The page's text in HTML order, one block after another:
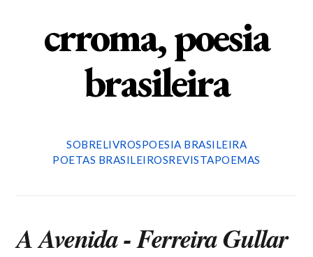
crroma, poesia
brasileira
SOBRELIVROSPOESIA BRASILEIRA
POETAS BRASILEIROSREVISTAPOEMAS
A Avenida - Ferreira Gullar